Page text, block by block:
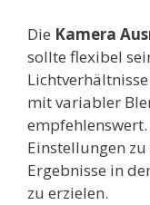
Die Kamera
sollte flexibel
mit variabler
empfehlenswert.
Einstellungen
Ergebnisse in
zu erzielen.